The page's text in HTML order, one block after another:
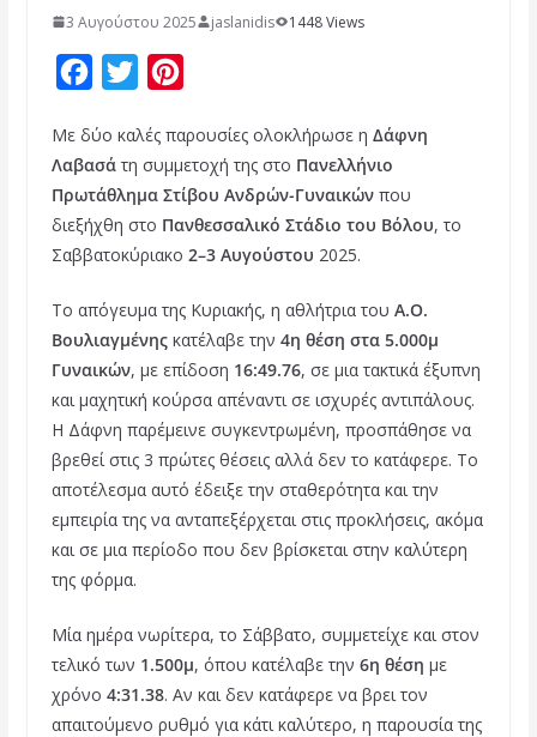
3 Αυγούστου 2025 jaslanidis 1448 Views
c
e
b
o
k
i
t
e
n
t
e
r
s
t
Με δύο καλές παρουσίες ολοκλήρωσε η Δάφνη
Λαβασάτη συμμετοχή της στο Πανελλήνιο
Πρωτάθλημα Στίβου Ανδρών-Γυναικώνπου
διεξήχθη στο Πανθεσσαλικό Στάδιο του Βόλου, το
Σαββατοκύριακο 2–3 Αυγούστου 2025.
Το απόγευμα της Κυριακής, η αθλήτρια του Α.Ο.
Βουλιαγμένηςκατέλαβε την 4η θέση στα 5.000μ
Γυναικών, με επίδοση 16:49.76, σε μια τακτικά έξυπνη
και μαχητική κούρσα απέναντι σε ισχυρές αντιπάλους.
Η Δάφνη παρέμεινε συγκεντρωμένη, προσπάθησε να
βρεθεί στις 3 πρώτες θέσεις αλλά δεν το κατάφερε. Το
αποτέλεσμα αυτό έδειξε την σταθερότητα και την
εμπειρία της να ανταπεξέρχεται στις προκλήσεις, ακόμα
και σε μια περίοδο που δεν βρίσκεται στην καλύτερη
της φόρμα.
Μία ημέρα νωρίτερα, το Σάββατο, συμμετείχε και στον
τελικό των 1.500μ, όπου κατέλαβε την 6η θέση με
χρόνο 4:31.38. Αν και δεν κατάφερε να βρει τον
απαιτούμενο ρυθμό για κάτι καλύτερο, η παρουσία της